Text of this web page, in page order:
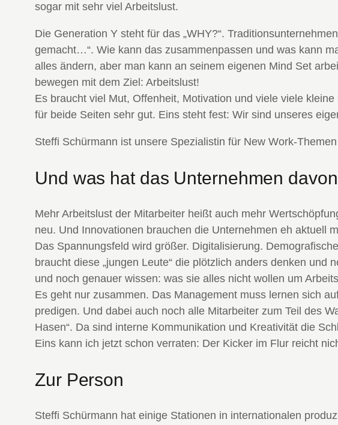
sogar mit sehr viel Arbeitslust.
Die Generation Y steht für das „WHY?“.
gemacht…“. Wie kann das zusammenpassen und was kann
alles ändern, aber man kann an seinem eigenen Mind Set
bewegen mit dem Ziel: Arbeitslust!
Es braucht viel Mut, Offenheit, Motivation und viele viele
für beide Seiten sehr gut. Eins steht fest: Wir sind unseres
Steffi Schürmann ist unsere Spezialistin für New Work-
Und was hat das Unternehmen
Mehr Arbeitslust der Mitarbeiter heißt auch mehr
neu. Und Innovationen brauchen die Unternehmen eh aktuell
Das Spannungsfeld wird größer. Digitalisierung.
braucht diese „jungen Leute“ die plötzlich anders denken
und noch genauer wissen: was sie alles nicht wollen um
Es geht nur zusammen. Das Management muss lernen sich
predigen. Und dabei auch noch alle Mitarbeiter zum Teil des
Hasen“. Da sind interne Kommunikation und Kreativität die
Eins kann ich jetzt schon verraten: Der Kicker im Flur reicht
Zur Person
Steffi Schürmann hat einige Stationen in internationalen